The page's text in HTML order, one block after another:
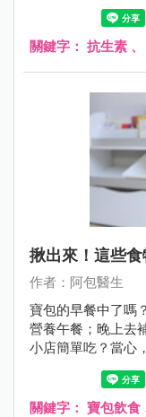
關鍵字： 抗生素 、
揪出來！這些食
作者：阿包醫生
寶包的早餐中了嗎
營養午餐；晚上去
小店簡單吃？當心
滿，也無法多攝取
關鍵字： 寶包飲食